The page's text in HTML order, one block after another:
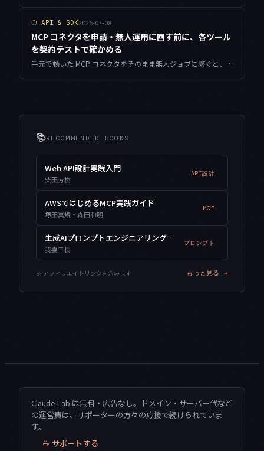
⬡ API & SDK2026-07-08
MCP コネクタを申請・無人運用に回す前に、各ツール
を契約テストで確かめる
手元で動いた MCP コネクタをそのまま無人ジョブに繋ぐと、応答形状の誤読や書き込みの二重発火で静かに壊れます。ツール記述・応答契約・冪等性・レイテンシを機械検証する小さなハーネスの作り方を、実測値とともにまとめました。
📚RECOMMENDED BOOKS
Web API設計実践入門
柴田芳樹
API設計
AWSではじめるMCP実践ガイド
塚田真規・森田和明
MCP
生成AIプロンプトエンジニアリング入門
我妻幸長
プロンプト
※ アフィリエイトリンクを含みます もっと見る →
Claude Lab は無料・広告なし。ドメイン・サーバー代など
の運営費は、サポーターの方々の応援で続けられていま
す。
☕ サポートする